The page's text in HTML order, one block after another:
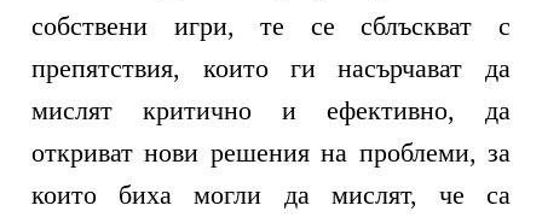
собствени игри, те се сблъскват с
препятствия, които ги насърчават да
мислят критично и ефективно, да
откриват нови решения на проблеми, за
които биха могли да мислят, че са